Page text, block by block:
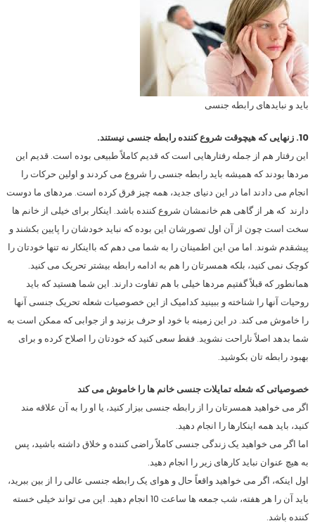
باید و نبایدهای رابطه جنسی
10. زنهایی که هیچوقت شروع کننده رابطه جنسی نیستند.
این رفتار هم از جمله رفتارهایی است که قدیم کاملاً طبیعی بوده است. قدیم این
مردها بودند که همیشه باید رابطه جنسی را شروع می کردند و اولین حرکات را
انجام می دادند اما در این دنیای جدید، همه چیز فرق کرده است. مردهای ما دوست
دارند که هر از گاهی هم خانمشان شروع کننده باشد. اینکار برای خیلی از خانم ها
سخت است چون از آن اول تصورشان این بوده که نباید خودشان را پایین بکشند و
پیشقدم شوند. اما من این اطمینان را به شما می دهم که بااینکار نه تنها خودتان را
کوچک نمی کنید، بلکه همسرتان را هم به ادامه رابطه بیشتر تحریک می کنید.
همانطور که قبلاً گفتیم مردها خیلی با هم تفاوت دارند. این شما هستید که باید
روحیات آنها را شناخته و ببینید کدامیک از این خصوصیات شعله تحریک جنسی آنها
را خاموش می کند. در این زمینه با خود او حرف بزنید و از جوابی که ممکن است به
شما بدهد اصلاً ناراحت نشوید. فقط سعی کنید که خودتان را اصلاح کرده و برای
بهبود رابطه تان بکوشید.
خصوصیاتی که شعله تمایلات جنسی خانم ها را خاموش می کند
اگر می خواهید همسرتان را از رابطه جنسی بیزار کنید، یا او را به آن علاقه مند
کنید، باید همه اینکارها را انجام دهید.
اما اگر می خواهید یک زندگی جنسی کاملاً راضی کننده و خلاق داشته باشید، پس
به هیچ عنوان نباید کارهای زیر را انجام دهید.
اول اینکه، اگر می خواهید واقعاً حال و هوای یک رابطه جنسی عالی را از بین ببرید،
باید آن را هر هفته، شب جمعه ها ساعت 10 انجام دهید. این می تواند خیلی خسته
کننده باشد.